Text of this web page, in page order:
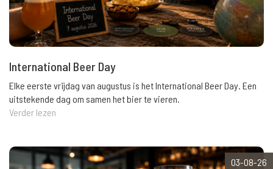
International Beer Day
Elke eerste vrijdag van augustus is het International Beer Day. Een
uitstekende dag om samen het bier te vieren.
Verder lezen
03-08-26